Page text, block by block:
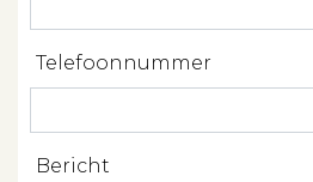
Projectbegeleiding
Zoeken
Spanje
Telefoonnummer
Bericht